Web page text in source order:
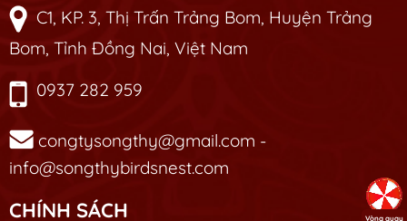
C1, KP. 3, Thị Trấn Trảng Bom, Huyện Trảng
Bom, Tỉnh Đồng Nai, Việt Nam
0937 282 959
congtysongthy@gmail.com -
info@songthybirdsnest.com
CHÍNH SÁCH Vòng quay